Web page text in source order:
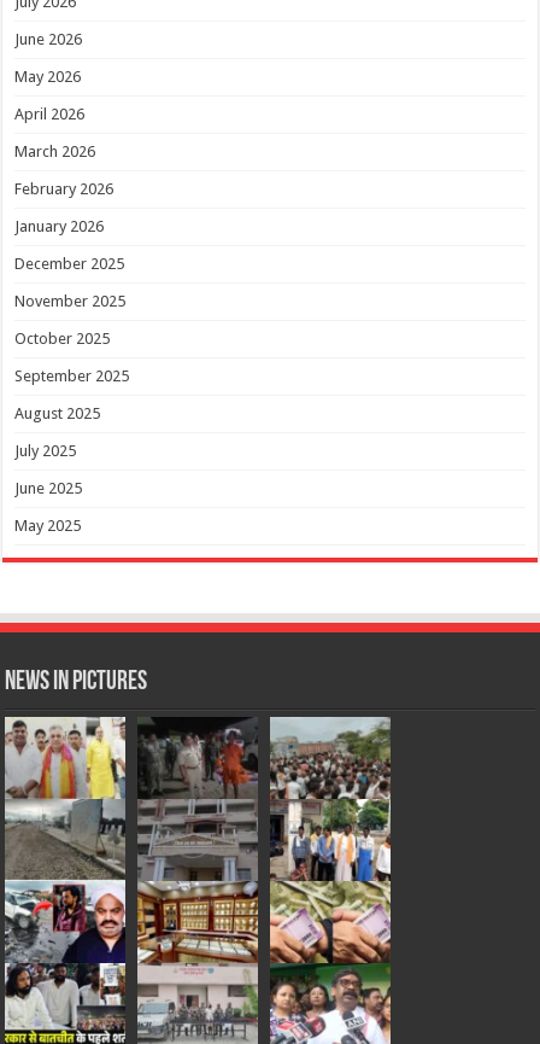
June 2026
May 2026
April 2026
March 2026
February 2026
January 2026
December 2025
November 2025
October 2025
September 2025
August 2025
July 2025
June 2025
May 2025
News in Pictures